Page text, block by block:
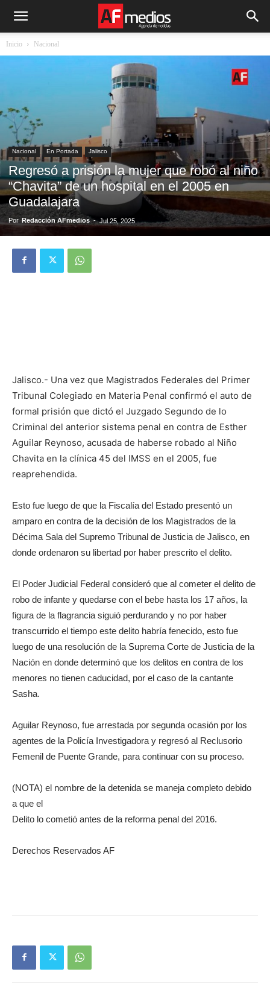
Inicio Nacional
Nacional En Portada Jalisco
Regresó a prisión la mujer que robó al niño
“Chavita” de un hospital en el 2005 en
Guadalajara
Por Redacción AFmedios - Jul 25, 2025
Jalisco.- Una vez que Magistrados Federales del Primer
Tribunal Colegiado en Materia Penal confirmó el auto de
formal prisión que dictó el Juzgado Segundo de lo
Criminal del anterior sistema penal en contra de Esther
Aguilar Reynoso, acusada de haberse robado al Niño
Chavita en la clínica 45 del IMSS en el 2005, fue
reaprehendida.
Esto fue luego de que la Fiscalía del Estado presentó un
amparo en contra de la decisión de los Magistrados de la
Décima Sala del Supremo Tribunal de Justicia de Jalisco, en
donde ordenaron su libertad por haber prescrito el delito.
El Poder Judicial Federal consideró que al cometer el delito de
robo de infante y quedarse con el bebe hasta los 17 años, la
figura de la flagrancia siguió perdurando y no por haber
transcurrido el tiempo este delito habría fenecido, esto fue
luego de una resolución de la Suprema Corte de Justicia de la
Nación en donde determinó que los delitos en contra de los
menores no tienen caducidad, por el caso de la cantante
Sasha.
Aguilar Reynoso, fue arrestada por segunda ocasión por los
agentes de la Policía Investigadora y regresó al Reclusorio
Femenil de Puente Grande, para continuar con su proceso.
(NOTA) el nombre de la detenida se maneja completo debido
a que el
Delito lo cometió antes de la reforma penal del 2016.
Derechos Reservados AF